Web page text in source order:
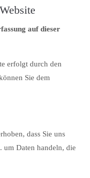
auf dieser
erfolgt durch den
Sie dem
dass Sie uns
um Daten handeln, die